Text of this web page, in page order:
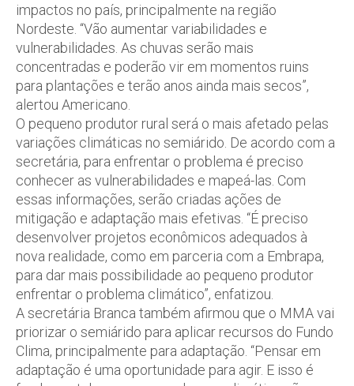
impactos no país, principalmente na região
Nordeste. “Vão aumentar variabilidades e
vulnerabilidades. As chuvas serão mais
concentradas e poderão vir em momentos ruins
para plantações e terão anos ainda mais secos”,
alertou Americano.
O pequeno produtor rural será o mais afetado pelas
variações climáticas no semiárido. De acordo com a
secretária, para enfrentar o problema é preciso
conhecer as vulnerabilidades e mapeá-las. Com
essas informações, serão criadas ações de
mitigação e adaptação mais efetivas. “É preciso
desenvolver projetos econômicos adequados à
nova realidade, como em parceria com a Embrapa,
para dar mais possibilidade ao pequeno produtor
enfrentar o problema climático”, enfatizou.
A secretária Branca também afirmou que o MMA vai
priorizar o semiárido para aplicar recursos do Fundo
Clima, principalmente para adaptação. “Pensar em
adaptação é uma oportunidade para agir. E isso é